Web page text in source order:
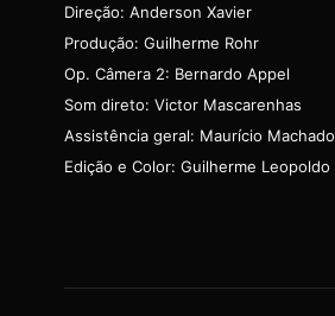
Direção: Anderson Xavier
Produção: Guilherme Rohr
Op. Câmera 2: Bernardo Appel
Som direto: Victor Mascarenhas
Assistência geral: Maurício Machado
Edição e Color: Guilherme Leopoldo